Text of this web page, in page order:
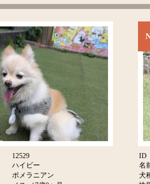
12529
ハイビー
ポメラニアン
ID
名
犬